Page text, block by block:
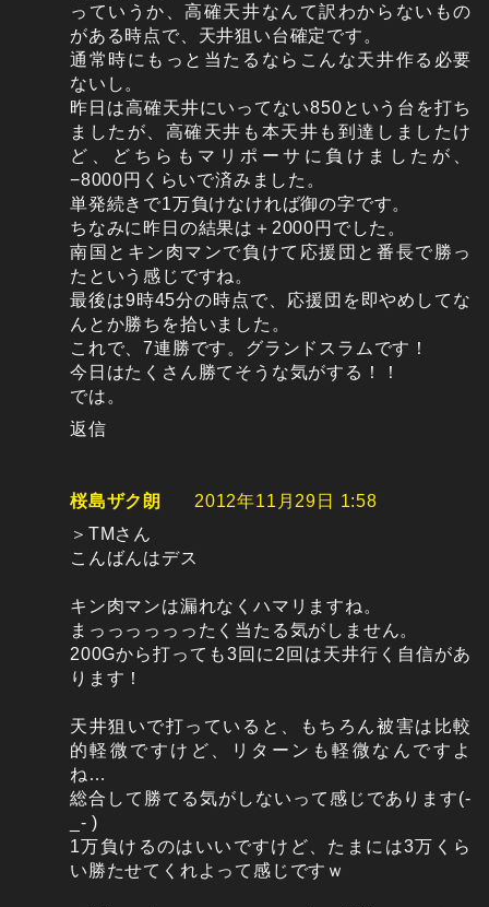
っていうか、高確天井なんて訳わからないもの
がある時点で、天井狙い台確定です。
通常時にもっと当たるならこんな天井作る必要
ないし。
昨日は高確天井にいってない850という台を打ち
ましたが、高確天井も本天井も到達しましたけ
ど、どちらもマリポーサに負けましたが、
−8000円くらいで済みました。
単発続きで1万負けなければ御の字です。
ちなみに昨日の結果は＋2000円でした。
南国とキン肉マンで負けて応援団と番長で勝っ
たという感じですね。
最後は9時45分の時点で、応援団を即やめしてな
んとか勝ちを拾いました。
これで、7連勝です。グランドスラムです！
今日はたくさん勝てそうな気がする！！
では。
返信
桜島ザク朗
2012年11月29日 1:58
＞TMさん
こんばんはデス
キン肉マンは漏れなくハマリますね。
まっっっっっったく当たる気がしません。
200Gから打っても3回に2回は天井行く自信があ
ります！
天井狙いで打っていると、もちろん被害は比較
的軽微ですけど、リターンも軽微なんですよ
ね…
総合して勝てる気がしないって感じであります(-
_- )
1万負けるのはいいですけど、たまには3万くら
い勝たせてくれよって感じですｗ